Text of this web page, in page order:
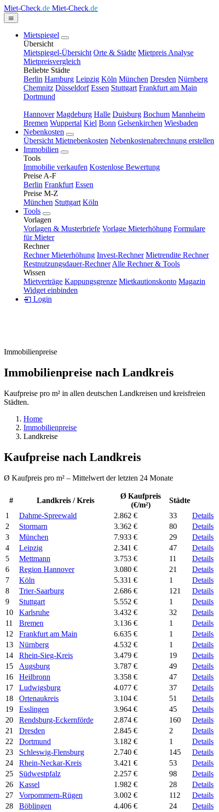
Miet-Check.de Miet-Check.de
Mietspiegel
Übersicht
Mietspiegel-Übersicht Orte & Städte Mietpreis Analyse
Mietpreisvergleich
Beliebte Städte
Berlin Hamburg Leipzig Köln München Dresden Nürnberg
Chemnitz Düsseldorf Essen Stuttgart Frankfurt am Main
Dortmund
Hannover Magdeburg Halle Duisburg Bochum Mannheim
Bremen Wuppertal Kiel Bonn Gelsenkirchen Wiesbaden
Nebenkosten
Übersicht Mietnebenkosten Nebenkostenabrechnung erstellen
Immobilien
Tools
Immobilie verkaufen Kostenlose Bewertung
Preise A-F
Berlin Frankfurt Essen
Preise M-Z
München Stuttgart Köln
Tools
Vorlagen
Vorlagen & Musterbriefe Vorlage Mieterhöhung Formulare
für Mieter
Rechner
Rechner Mieterhöhung Invest-Rechner Mietrendite Rechner
Restnutzungsdauer-Rechner Alle Rechner & Tools
Wissen
Mietverträge Kappungsgrenze Mietkautionskonto Magazin
Widget einbinden
Login
Immobilienpreise
Immobilienpreise nach Landkreis
Kaufpreise pro m² in allen deutschen Landkreisen und kreisfreien
Städten.
Home
Immobilienpreise
Landkreise
Kaufpreise nach Landkreis
Ø Kaufpreis pro m² – Mittelwert der letzten 24 Monate
# Landkreis / Kreis
Ø Kaufpreis
(€/m²)
Städte
1
Dahme-Spreewald 2.862 € 33
Details
2
Stormarn 3.362 € 80
Details
3
München 7.933 € 29
Details
4
Leipzig 2.341 € 47
Details
5
Mettmann 3.753 € 11
Details
6
Region Hannover 3.080 € 21
Details
7
Köln 5.331 € 1
Details
8
Trier-Saarburg 2.686 € 121
Details
9
Stuttgart 5.552 € 1
Details
10
Karlsruhe 3.432 € 32
Details
11
Bremen 3.136 € 1
Details
12
Frankfurt am Main 6.635 € 1
Details
13
Nürnberg 4.532 € 1
Details
14
Rhein-Sieg-Kreis 3.479 € 19
Details
15
Augsburg 3.787 € 49
Details
16
Heilbronn 3.358 € 47
Details
17
Ludwigsburg 4.077 € 37
Details
18
Ortenaukreis 3.104 € 51
Details
19
Esslingen 3.964 € 45
Details
20
Rendsburg-Eckernförde 2.874 € 160
Details
21
Dresden 2.845 € 2
Details
22
Dortmund 3.182 € 1
Details
23
Schleswig-Flensburg 2.740 € 145
Details
24
Rhein-Neckar-Kreis 3.421 € 53
Details
25
Südwestpfalz 2.257 € 98
Details
26
Kassel 1.982 € 28
Details
27
Vorpommern-Rügen 3.002 € 112
Details
28
Böblingen 4.406 € 24
Details